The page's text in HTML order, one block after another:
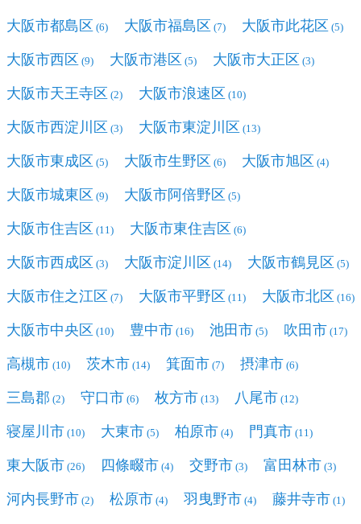
大阪市都島区 (6) 大阪市福島区 (7) 大阪市此花区 (5)
大阪市西区 (9) 大阪市港区 (5) 大阪市大正区 (3)
大阪市天王寺区 (2) 大阪市浪速区 (10)
大阪市西淀川区 (3) 大阪市東淀川区 (13)
大阪市東成区 (5) 大阪市生野区 (6) 大阪市旭区 (4)
大阪市城東区 (9) 大阪市阿倍野区 (5)
大阪市住吉区 (11) 大阪市東住吉区 (6)
大阪市西成区 (3) 大阪市淀川区 (14) 大阪市鶴見区 (5)
大阪市住之江区 (7) 大阪市平野区 (11) 大阪市北区 (16)
大阪市中央区 (10) 豊中市 (16) 池田市 (5) 吹田市 (17)
高槻市 (10) 茨木市 (14) 箕面市 (7) 摂津市 (6)
三島郡 (2) 守口市 (6) 枚方市 (13) 八尾市 (12)
寝屋川市 (10) 大東市 (5) 柏原市 (4) 門真市 (11)
東大阪市 (26) 四條畷市 (4) 交野市 (3) 富田林市 (3)
河内長野市 (2) 松原市 (4) 羽曳野市 (4) 藤井寺市 (1)